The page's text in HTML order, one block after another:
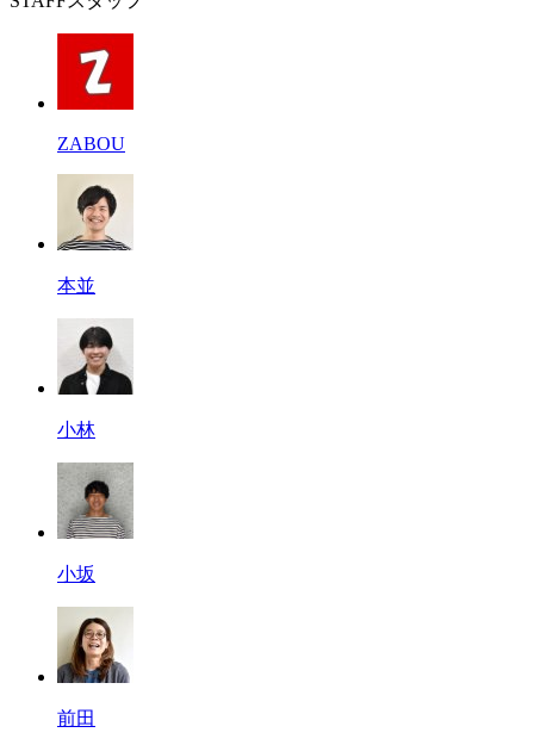
ZABOU
本並
小林
小坂
前田